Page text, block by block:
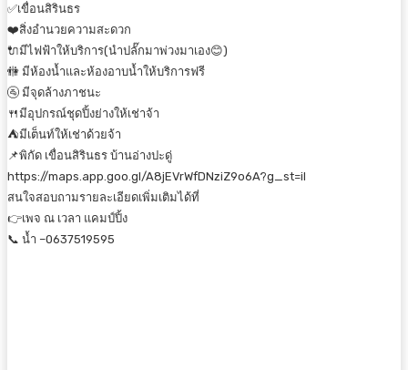
✅เขื่อนสิรินธร
❤️สิ่งอำนวยความสะดวก
🔌มีไฟฟ้าให้บริการ(นำปลั๊กมาพ่วงมาเอง😊)
🚻 มีห้องน้ำและห้องอาบน้ำให้บริการฟรี
🚰 มีจุดล้างภาชนะ
🍴มีอุปกรณ์ชุดปิ้งย่างให้เช่าจ้า
⛺️มีเต็นท์ให้เช่าด้วยจ้า
📌พิกัด เขื่อนสิรินธร บ้านอ่างปะดู่
https://maps.app.goo.gl/A8jEVrWfDNziZ9o6A?g_st=il
สนใจสอบถามรายละเอียดเพิ่มเติมได้ที่
👉เพจ ณ เวลา แคมป์ปิ้ง
📞 น้ำ –0637519595